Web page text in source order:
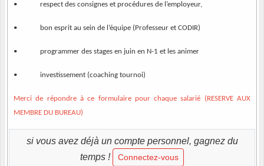
• respect des consignes et procédures de l’employeur,
• bon esprit au sein de l’équipe (Professeur et CODIR)
• programmer des stages en juin en N-1 et les animer
• investissement (coaching tournoi)
Merci de répondre à ce formulaire pour chaque salarié (RESERVE AUX
MEMBRE DU BUREAU)
si vous avez déjà un compte personnel, gagnez du
temps !
Connectez-vous